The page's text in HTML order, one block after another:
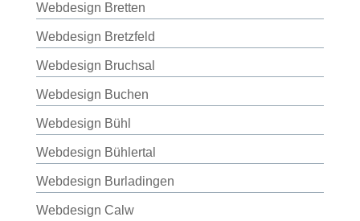
Webdesign Bretten
Webdesign Bretzfeld
Webdesign Bruchsal
Webdesign Buchen
Webdesign Bühl
Webdesign Bühlertal
Webdesign Burladingen
Webdesign Calw